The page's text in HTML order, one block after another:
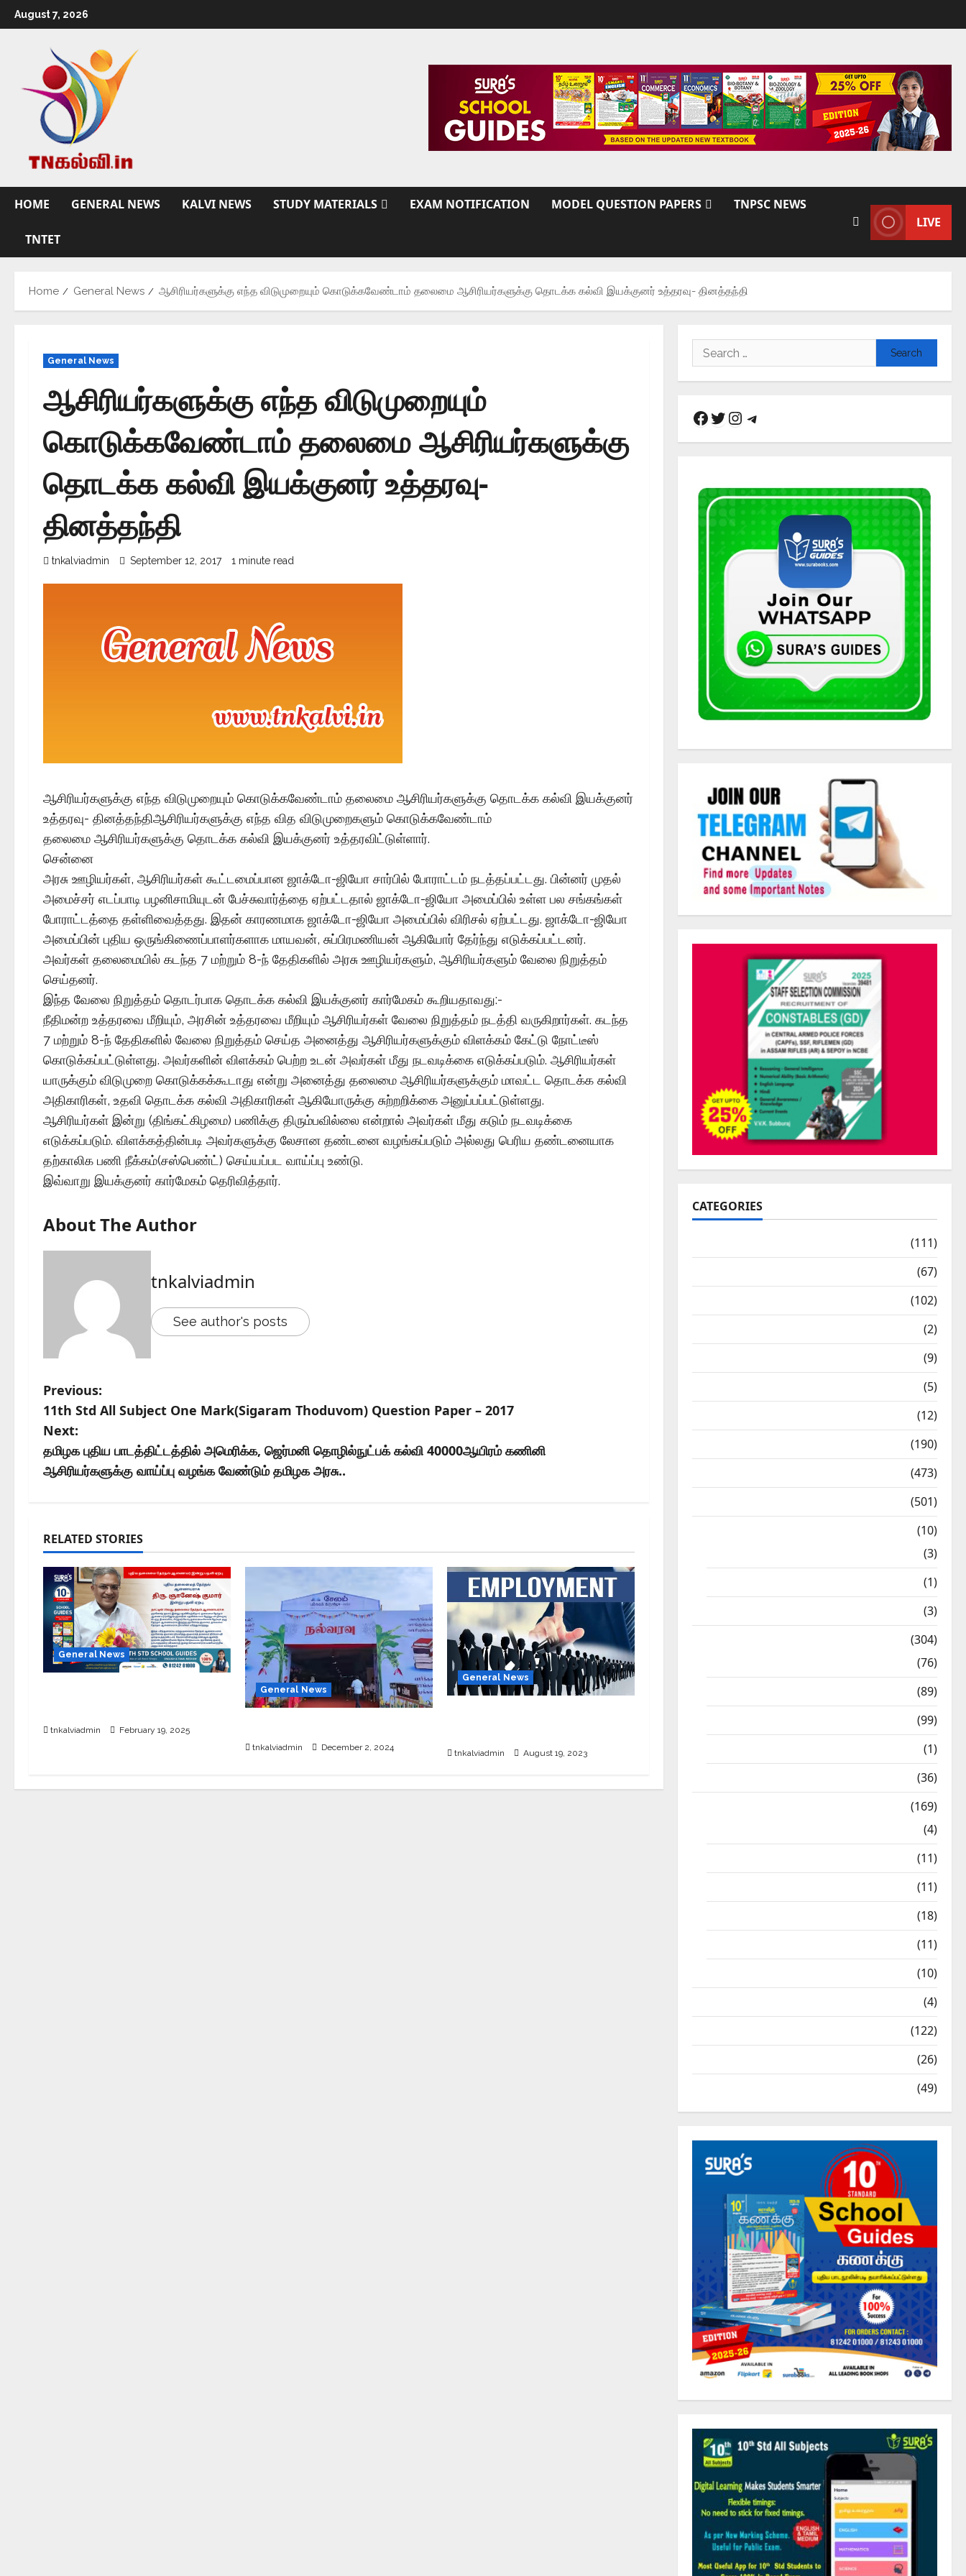
August 7, 2026
HOME GENERAL NEWS KALVI NEWS STUDY MATERIALS EXAM NOTIFICATION MODEL QUESTION PAPERS TNPSC NEWS
TNTET
LIVE
Home General News ஆசிரியர்களுக்கு எந்த விடுமுறையும் கொடுக்கவேண்டாம் தலைமை ஆசிரியர்களுக்கு தொடக்க கல்வி இயக்குனர் உத்தரவு- தினத்தந்தி
General News
ஆசிரியர்களுக்கு எந்த விடுமுறையும்
கொடுக்கவேண்டாம் தலைமை ஆசிரியர்களுக்கு
தொடக்க கல்வி இயக்குனர் உத்தரவு-
தினத்தந்தி
tnkalviadmin September 12, 2017 1 minute read
ஆசிரியர்களுக்கு எந்த விடுமுறையும் கொடுக்கவேண்டாம் தலைமை ஆசிரியர்களுக்கு தொடக்க கல்வி இயக்குனர்
உத்தரவு- தினத்தந்திஆசிரியர்களுக்கு எந்த வித விடுமுறைகளும் கொடுக்கவேண்டாம்
தலைமை ஆசிரியர்களுக்கு தொடக்க கல்வி இயக்குனர் உத்தரவிட்டுள்ளார்.
சென்னை
அரசு ஊழியர்கள், ஆசிரியர்கள் கூட்டமைப்பான ஜாக்டோ-ஜியோ சார்பில் போராட்டம் நடத்தப்பட்டது. பின்னர் முதல்
அமைச்சர் எடப்பாடி பழனிசாமியுடன் பேச்சுவார்த்தை ஏற்பட்டதால் ஜாக்டோ-ஜியோ அமைப்பில் உள்ள பல சங்கங்கள்
போராட்டத்தை தள்ளிவைத்தது. இதன் காரணமாக ஜாக்டோ-ஜியோ அமைப்பில் விரிசல் ஏற்பட்டது. ஜாக்டோ-ஜியோ
அமைப்பின் புதிய ஒருங்கிணைப்பாளர்களாக மாயவன், சுப்பிரமணியன் ஆகியோர் தேர்ந்து எடுக்கப்பட்டனர்.
அவர்கள் தலைமையில் கடந்த 7 மற்றும் 8-ந் தேதிகளில் அரசு ஊழியர்களும், ஆசிரியர்களும் வேலை நிறுத்தம்
செய்தனர்.
இந்த வேலை நிறுத்தம் தொடர்பாக தொடக்க கல்வி இயக்குனர் கார்மேகம் கூறியதாவது:-
நீதிமன்ற உத்தரவை மீறியும், அரசின் உத்தரவை மீறியும் ஆசிரியர்கள் வேலை நிறுத்தம் நடத்தி வருகிறார்கள். கடந்த
7 மற்றும் 8-ந் தேதிகளில் வேலை நிறுத்தம் செய்த அனைத்து ஆசிரியர்களுக்கும் விளக்கம் கேட்டு நோட்டீஸ்
கொடுக்கப்பட்டுள்ளது. அவர்களின் விளக்கம் பெற்ற உடன் அவர்கள் மீது நடவடிக்கை எடுக்கப்படும். ஆசிரியர்கள்
யாருக்கும் விடுமுறை கொடுக்கக்கூடாது என்று அனைத்து தலைமை ஆசிரியர்களுக்கும் மாவட்ட தொடக்க கல்வி
அதிகாரிகள், உதவி தொடக்க கல்வி அதிகாரிகள் ஆகியோருக்கு சுற்றறிக்கை அனுப்பப்பட்டுள்ளது.
ஆசிரியர்கள் இன்று (திங்கட்கிழமை) பணிக்கு திரும்பவில்லை என்றால் அவர்கள் மீது கடும் நடவடிக்கை
எடுக்கப்படும். விளக்கத்தின்படி அவர்களுக்கு லேசான தண்டனை வழங்கப்படும் அல்லது பெரிய தண்டனையாக
தற்காலிக பணி நீக்கம்(சஸ்பெண்ட்) செய்யப்பட வாய்ப்பு உண்டு.
இவ்வாறு இயக்குனர் கார்மேகம் தெரிவித்தார்.
About The Author
tnkalviadmin
See author's posts
Previous:
11th Std All Subject One Mark(Sigaram Thoduvom) Question Paper – 2017
Next:
தமிழக புதிய பாடத்திட்டத்தில் அமெரிக்க, ஜெர்மனி தொழில்நுட்பக் கல்வி 40000ஆயிரம் கணினி
ஆசிரியர்களுக்கு வாய்ப்பு வழங்க வேண்டும் தமிழக அரசு..
RELATED STORIES
General News
tnkalviadmin February 19, 2025
General News
tnkalviadmin December 2, 2024
General News
tnkalviadmin August 19, 2023
CATEGORIES
(111)
(67)
(102)
(2)
(9)
(5)
(12)
(190)
(473)
(501)
(10)
(3)
(1)
(3)
(304)
(76)
(89)
(99)
(1)
(36)
(169)
(4)
(11)
(11)
(18)
(11)
(10)
(4)
(122)
(26)
(49)